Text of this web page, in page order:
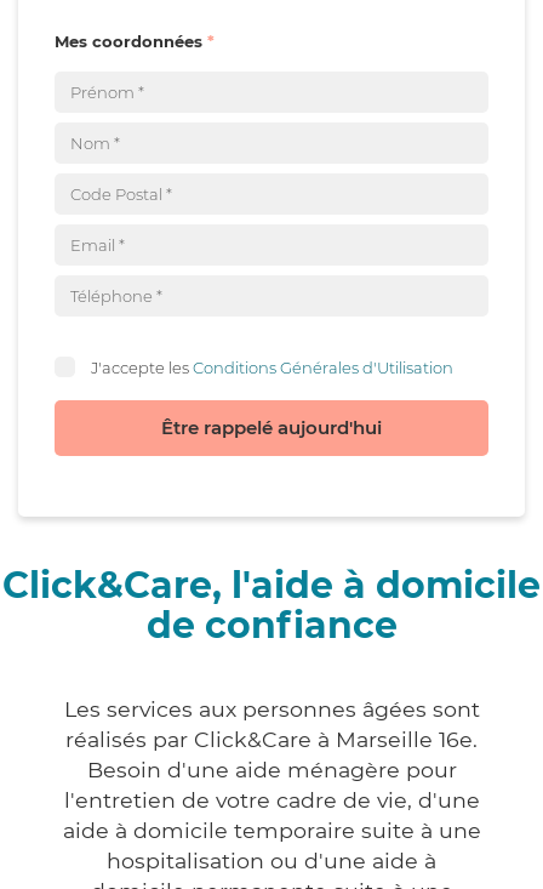
Mes coordonnées
J'accepte lesConditions Générales d'Utilisation
Être rappelé aujourd'hui
Click&Care, l'aide à domicile
de confiance
Les services aux personnes âgées sont
réalisés par Click&Care à Marseille 16e.
Besoin d'une aide ménagère pour
l'entretien de votre cadre de vie, d'une
aide à domicile temporaire suite à une
hospitalisation ou d'une aide à